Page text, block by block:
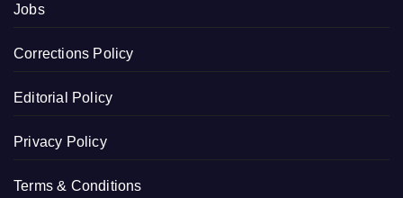
Jobs
Corrections Policy
Editorial Policy
Privacy Policy
Terms & Conditions